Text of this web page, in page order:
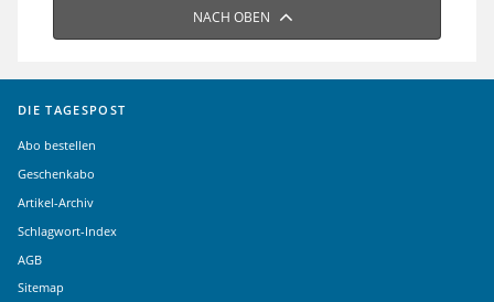
NACH OBEN
DIE TAGESPOST
Abo bestellen
Geschenkabo
Artikel-Archiv
Schlagwort-Index
AGB
Sitemap